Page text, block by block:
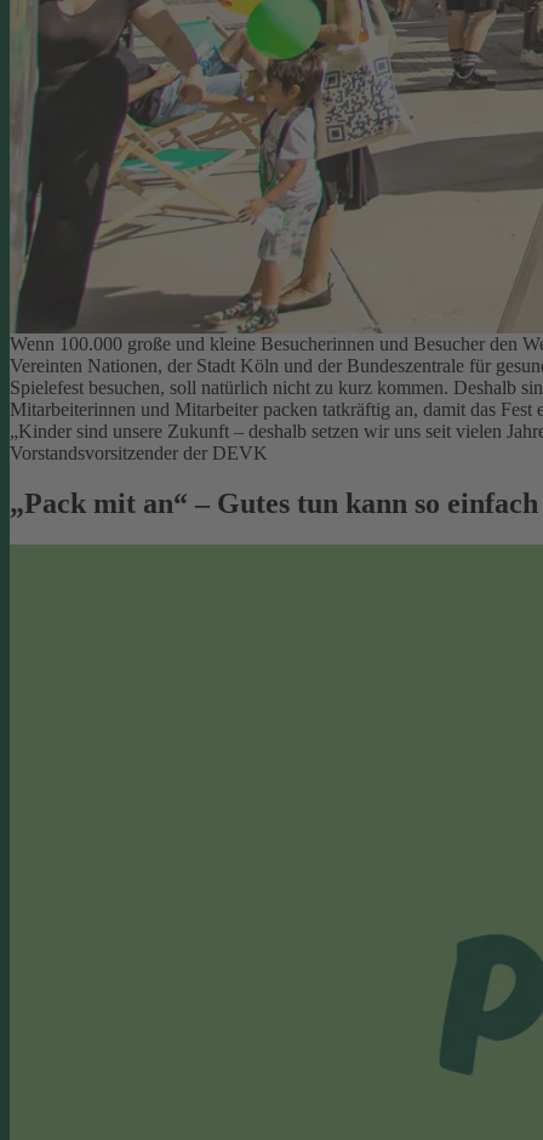
Wenn 100.000 große und kleine Besucherinnen und Besucher den
Vereinten Nationen, der Stadt Köln und der Bundeszentrale für
Spielefest besuchen, soll natürlich nicht zu kurz kommen. Deshalb
Mitarbeiterinnen und Mitarbeiter packen tatkräftig an, damit das
„Kinder sind unsere Zukunft – deshalb setzen wir uns seit vielen
Vorstandsvorsitzender der DEVK
„Pack mit an“ – Gutes tun kann so einfach